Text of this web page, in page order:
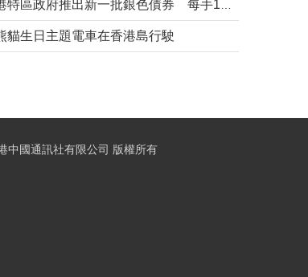
貓生日主題電車在香港島行駛
中國通訊社有限公司 版權所有